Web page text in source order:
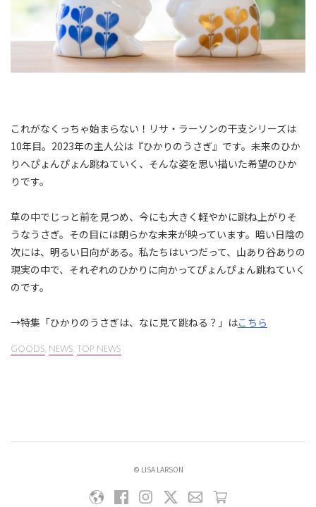
これがなくっちゃ始まらない！リサ・ラーソンの干支シリーズは
10年目。2023年の主人公は『ひかりのうさぎ』です。未来のひか
りへぴょんぴょん跳ねていく、そんな姿を思い描いた希望のひか
りです。
草の中でじっと前を見つめ、今にも大きく軽やかに跳ね上がりそ
うなうさぎ。その目には朗らかな未来が映っています。暗い日陰の
次には、明るい日向がある。私たちはいつだって、山あり谷ありの
現実の中で、それぞれのひかりに向かってぴょんぴょん跳ねていく
のです。
→特集「ひかりのうさぎは、なに見て跳ねる？」はこちら
GOODS NEWS TOP NEWS
© LISA LARSON